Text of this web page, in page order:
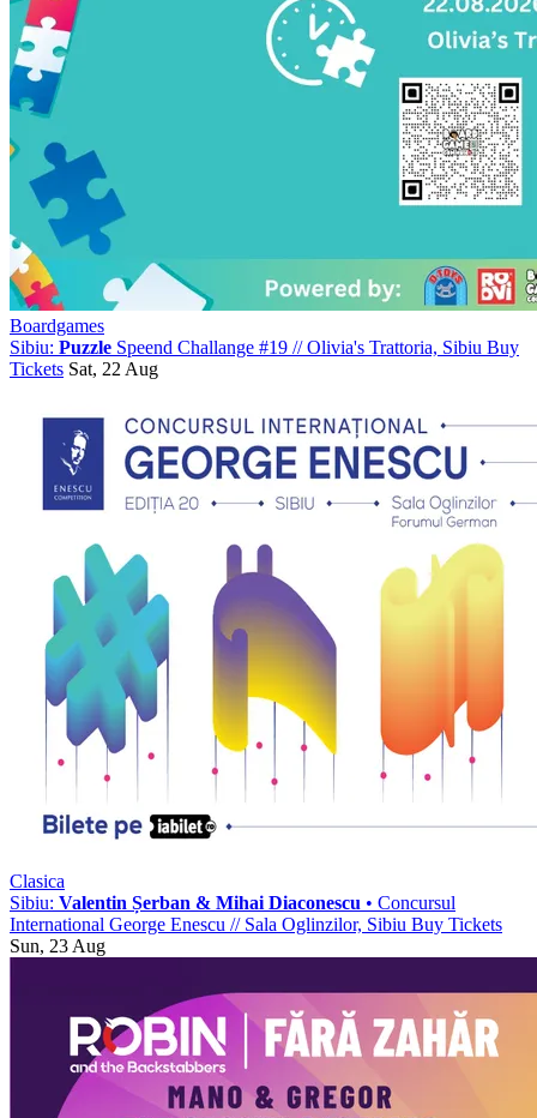
Boardgames
Sibiu: Puzzle Speend Challange #19 //Olivia's Trattoria, Sibiu Buy
Tickets Sat, 22 Aug
Clasica
Sibiu: Valentin Șerban & Mihai Diaconescu • Concursul
International George Enescu //Sala Oglinzilor, Sibiu Buy Tickets
Sun, 23 Aug